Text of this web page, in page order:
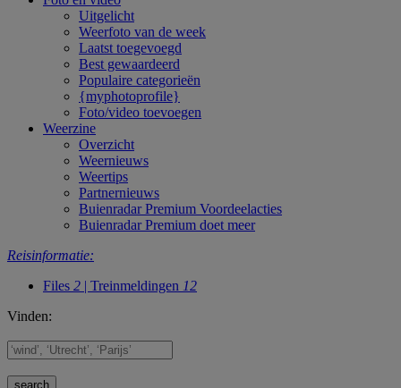
Uitgelicht
Weerfoto van de week
Laatst toegevoegd
Best gewaardeerd
Populaire categorieën
{myphotoprofile}
Foto/video toevoegen
Weerzine
Overzicht
Weernieuws
Weertips
Partnernieuws
Buienradar Premium Voordeelacties
Buienradar Premium doet meer
Reisinformatie:
Files 2 | Treinmeldingen 12
Vinden: